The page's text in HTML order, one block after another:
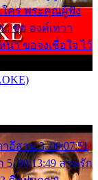
ใคร พระคุณผู้ฟัง
ขอ องค์เทวา
า ขอจงเชื่อใจ ไว้
อีสาน 3. 00:07:51
00:13:49 ลานรัก